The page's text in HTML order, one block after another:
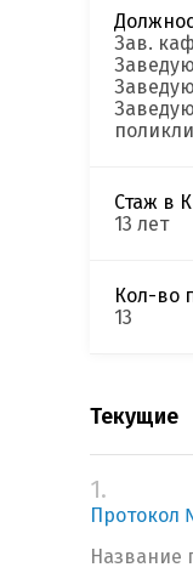
Зав.
Стаж в
13 лет
Кол-во
13
Текущие
1.
Протокол
Название